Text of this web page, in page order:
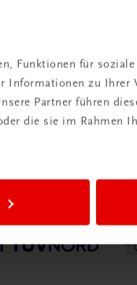
Funktionen für
zu Ihrer
Partner führen
die sie im Rahmen
App (u. a. für
vonQuality-App